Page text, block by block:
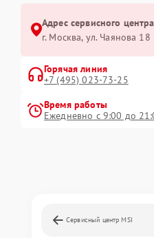
Адрес сервисного
г. Москва, ул. Чаянова 18
Горячая линия
+7 (495) 023-73-25
Время работы
Ежедневно с 9:00 до
Сервисный центр MSI